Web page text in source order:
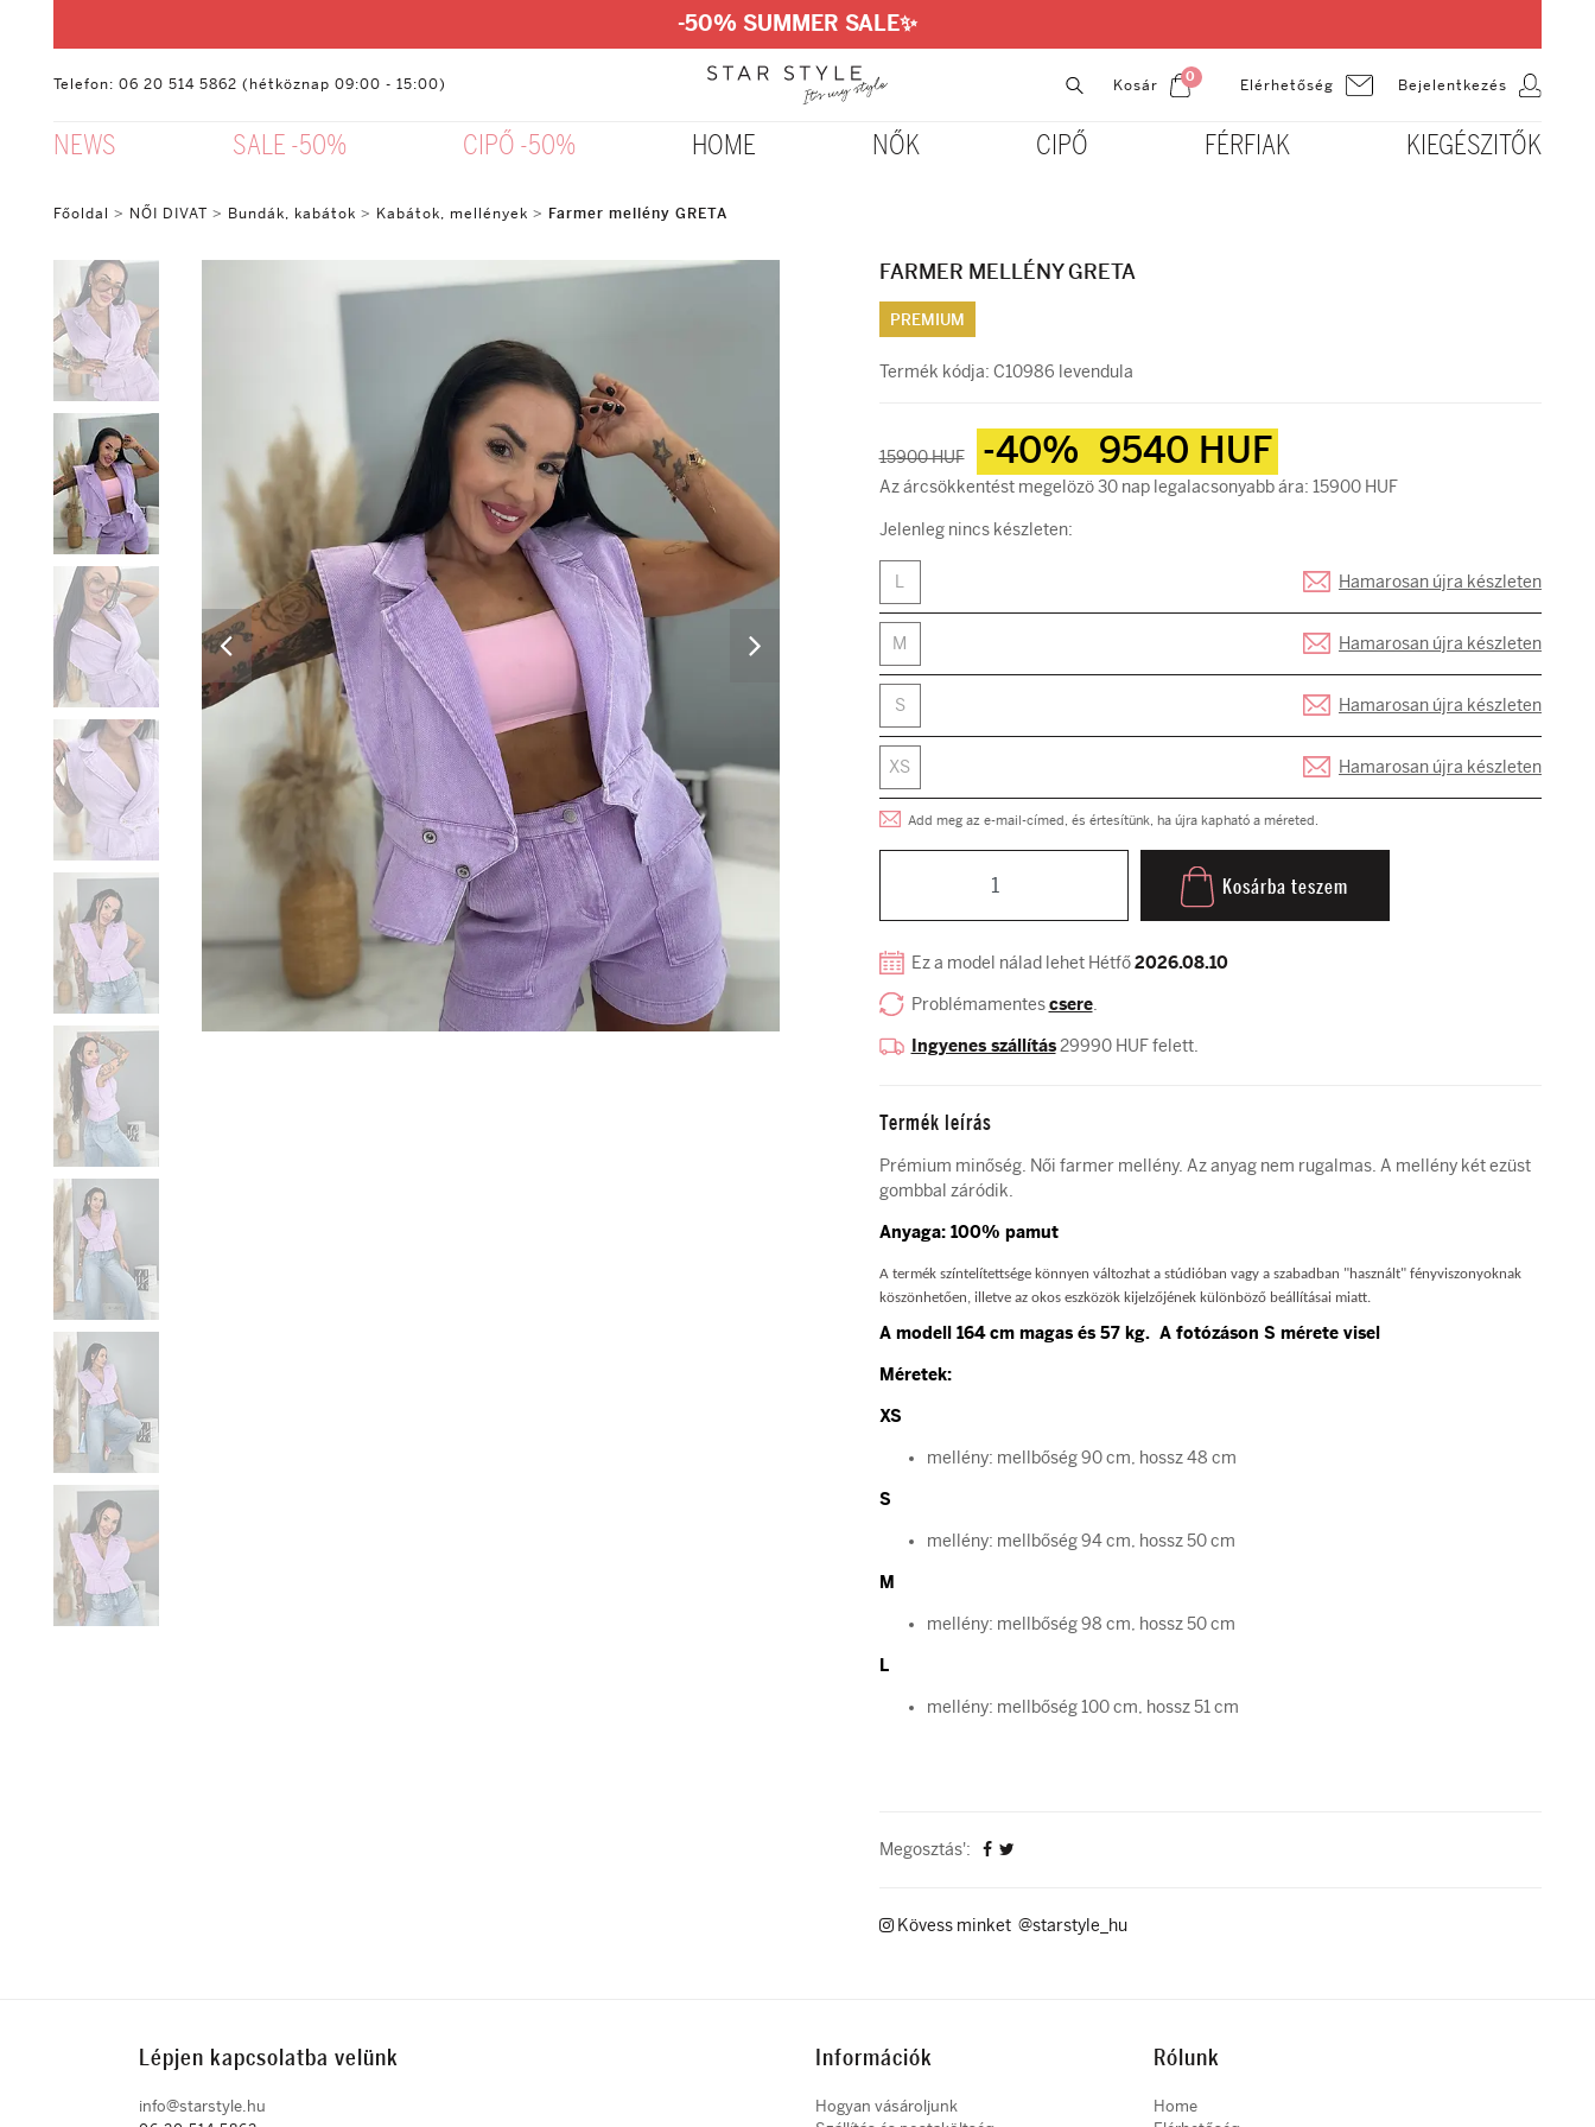
-50% SUMMER SALE✨
Telefon: 06 20 514 5862 (hétköznap 09:00 - 15:00) Kosár
0
Elérhetőség Bejelentkezés
NEWS SALE -50% CIPŐ -50% HOME NŐK CIPŐ FÉRFIAK KIEGÉSZITŐK
Főoldal > NŐI DIVAT > Bundák, kabátok > Kabátok, mellények > Farmer mellény GRETA
FARMER MELLÉNY GRETA
PREMIUM
Termék kódja: C10986 levendula
15900 HUF -40% 9540 HUF
Az árcsökkentést megelözö 30 nap legalacsonyabb ára: 15900 HUF
Jelenleg nincs készleten:
L Hamarosan újra készleten
M Hamarosan újra készleten
S Hamarosan újra készleten
XS Hamarosan újra készleten
Add meg az e-mail-címed, és értesítünk, ha újra kapható a méreted.
Kosárba teszem
Ez a model nálad lehet Hétfő2026.08.10
Problémamentescsere.
Ingyenes szállítás29990 HUF felett.
Termék leírás
Prémium minőség. Női farmer mellény. Az anyag nem rugalmas. A mellény két ezüst
gombbal záródik.
Anyaga: 100% pamut
A termék színtelítettsége könnyen változhat a stúdióban vagy a szabadban "használt" fényviszonyoknak
köszönhetően, illetve az okos eszközök kijelzőjének különböző beállításai miatt.
A modell 164 cm magas és 57 kg. A fotózáson S mérete visel
Méretek:
XS
mellény: mellbőség 90 cm, hossz 48 cm
S
mellény: mellbőség 94 cm, hossz 50 cm
M
mellény: mellbőség 98 cm, hossz 50 cm
L
mellény: mellbőség 100 cm, hossz 51 cm
Megosztás':
Kövess minket @starstyle_hu
Lépjen kapcsolatba velünk
info@starstyle.hu
Információk
Hogyan vásároljunk
Rólunk
Home